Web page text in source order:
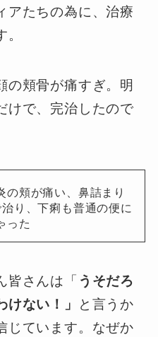
アたちの為に、治療
の頬骨が痛すぎ。明
けで、完治したので
の頬が痛い、鼻詰まり
り、下痢も普通の便に
った
皆さんは「 うそだろ
ない！」
と言うか
じています。なぜか